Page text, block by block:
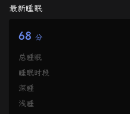
最新睡眠
68 分
总睡眠
睡眠时段
深睡
浅睡